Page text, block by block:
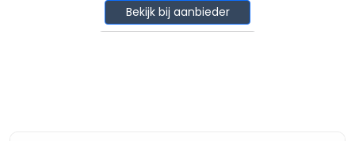
Bekijk bij aanbieder